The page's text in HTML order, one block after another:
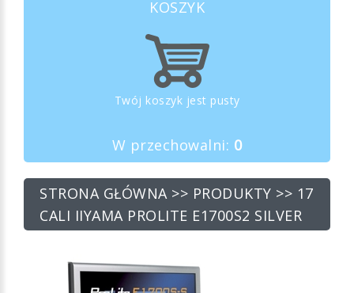
KOSZYK
Twój koszyk jest pusty
W przechowalni: 0
STRONA GŁÓWNA >> PRODUKTY >> 17
CALI IIYAMA PROLITE E1700S2 SILVER